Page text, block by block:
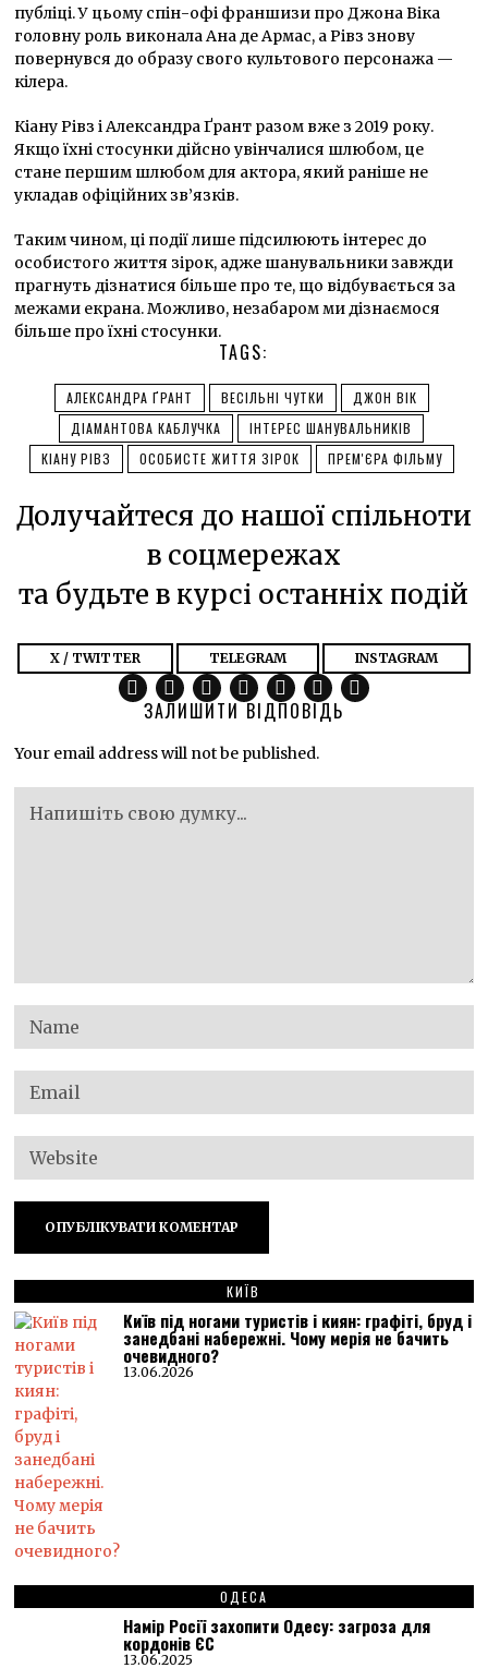
публіці. У цьому спін-офі франшизи про Джона Віка
головну роль виконала Ана де Армас, а Рівз знову
повернувся до образу свого культового персонажа —
кілера.
Кіану Рівз і Александра Ґрант разом вже з 2019 року.
Якщо їхні стосунки дійсно увінчалися шлюбом, це
стане першим шлюбом для актора, який раніше не
укладав офіційних зв’язків.
Таким чином, ці події лише підсилюють інтерес до
особистого життя зірок, адже шанувальники завжди
прагнуть дізнатися більше про те, що відбувається за
межами екрана. Можливо, незабаром ми дізнаємося
більше про їхні стосунки.
TAGS:
АЛЕКСАНДРА ҐРАНТ ВЕСІЛЬНІ ЧУТКИ
ДЖОН ВІК
ДІАМАНТОВА КАБЛУЧКА
ІНТЕРЕС ШАНУВАЛЬНИКІВ
КІАНУ РІВЗ
ОСОБИСТЕ ЖИТТЯ ЗІРОК ПРЕМ'ЄРА ФІЛЬМУ
Долучайтеся до нашої спільноти
в соцмережах
та будьте в курсі останніх подій
X / TWITTER TELEGRAM INSTAGRAM
ЗАЛИШИТИ ВІДПОВІДЬ
Your email address will not be published.
КИЇВ
Київ під ногами туристів і киян: графіті, бруд і
занедбані набережні. Чому мерія не бачить
очевидного?
13.06.2026
ОДЕСА
Намір Росії захопити Одесу: загроза для
кордонів ЄС
13.06.2025